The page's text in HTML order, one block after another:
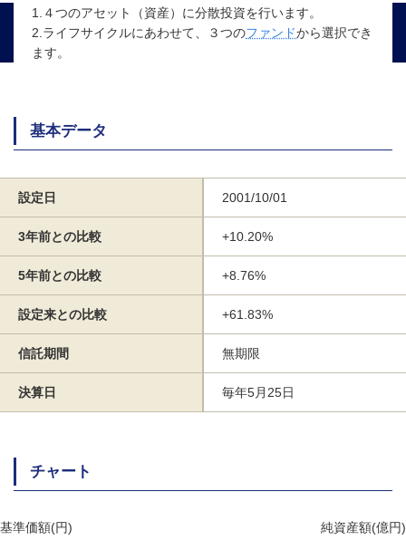
1.４つのアセット（資産）に分散投資を行います。
2.ライフサイクルにあわせて、３つのファンドから選択でき
ます。
基本データ
設定日 2001/10/01
3年前との比較 +10.20%
5年前との比較 +8.76%
設定来との比較 +61.83%
信託期間 無期限
決算日 毎年5月25日
チャート
基準価額(円) 純資産額(億円)